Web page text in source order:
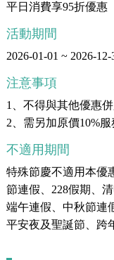
平日消費享95折優惠
活動期間
2026-01-01 ~ 2026-12-
注意事項
1、不得與其他優惠併
2、需另加原價10%服
不適用期間
特殊節慶不適用本優
節連假、228假期、
端午連假、中秋節連
平安夜及聖誕節、跨